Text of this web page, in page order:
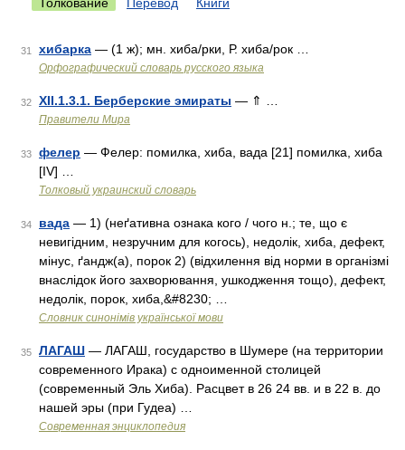
31 хибарка — (1 ж); мн. хиба/рки, Р. хиба/рок …
Орфографический словарь русского языка
32 XII.1.3.1. Берберские эмираты — ⇑ …
Правители Мира
33 фелер — Фелер: помилка, хиба, вада [21] помилка, хиба
[IV] …
Толковый украинский словарь
34 вада — 1) (неґативна ознака кого / чого н.; те, що є
невигідним, незручним для когось), недолік, хиба, дефект,
мінус, ґандж(а), порок 2) (відхилення від норми в організмі
внаслідок його захворювання, ушкодження тощо), дефект,
недолік, порок, хиба,&#8230; …
Словник синонімів української мови
35 ЛАГАШ — ЛАГАШ, государство в Шумере (на территории
современного Ирака) с одноименной столицей
(современный Эль Хиба). Расцвет в 26 24 вв. и в 22 в. до
нашей эры (при Гудеа) …
Современная энциклопедия